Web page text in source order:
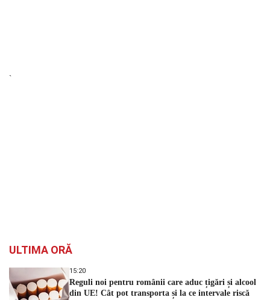
`
ULTIMA ORĂ
15:20
Reguli noi pentru românii care aduc țigări și alcool
din UE! Cât pot transporta și la ce intervale riscă